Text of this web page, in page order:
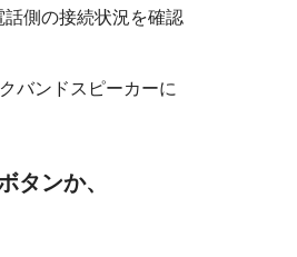
側の接続状況を確認
バンドスピーカーに
タンか、